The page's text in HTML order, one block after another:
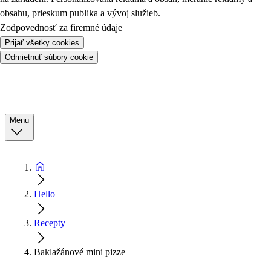
obsahu, prieskum publika a vývoj služieb.
Zodpovednosť za firemné údaje
Prijať všetky cookies
Odmietnuť súbory cookie
Menu
Hello
Recepty
Baklažánové mini pizze